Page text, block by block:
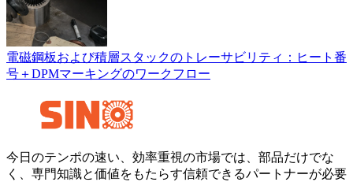
電磁鋼板および積層スタックのトレーサビリティ：ヒート番
号＋DPMマーキングのワークフロー
今日のテンポの速い、効率重視の市場では、部品だけでな
く、専門知識と価値をもたらす信頼できるパートナーが必要